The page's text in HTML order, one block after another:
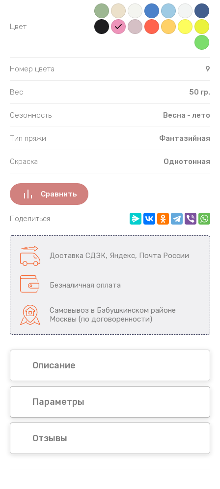
Цвет
Номер цвета 9
Вес 50 гр.
Сезонность Весна - лето
Тип пряжи Фантазийная
Окраска Однотонная
Сравнить
Поделиться
Доставка СДЭК, Яндекс, Почта России
Безналичная оплата
Самовывоз в Бабушкинском районе
Москвы (по договоренности)
Описание
Параметры
Отзывы